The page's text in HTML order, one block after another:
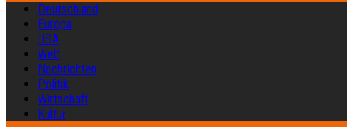
Deutschland
Europa
USA
Welt
Nachrichten
Politik
Wirtschaft
Kultur